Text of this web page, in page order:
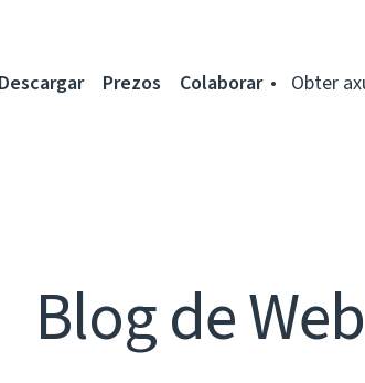
Descargar Prezos Colaborar Obter
Blog de